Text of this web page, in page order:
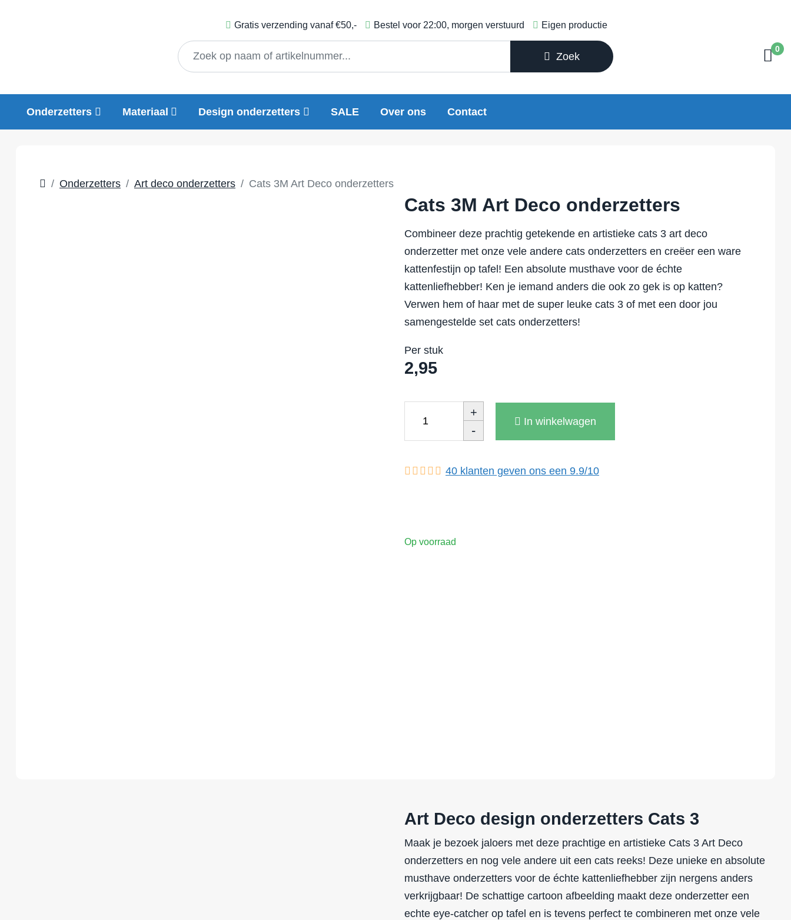
Gratis verzending vanaf €50,- Bestel voor 22:00, morgen verstuurd Eigen productie
Zoek
0
Onderzetters Materiaal Design onderzetters SALE Over ons Contact
Onderzetters Art deco onderzetters Cats 3M Art Deco onderzetters
Cats 3M Art Deco onderzetters
Combineer deze prachtig getekende en artistieke cats 3 art deco
onderzetter met onze vele andere cats onderzetters en creëer een ware
kattenfestijn op tafel! Een absolute musthave voor de échte
kattenliefhebber! Ken je iemand anders die ook zo gek is op katten?
Verwen hem of haar met de super leuke cats 3 of met een door jou
samengestelde set cats onderzetters!
Per stuk
2,95
+
-
In winkelwagen
40 klanten geven ons een 9.9/10
Op voorraad
Art Deco design onderzetters Cats 3
Maak je bezoek jaloers met deze prachtige en artistieke Cats 3 Art Deco
onderzetters en nog vele andere uit een cats reeks! Deze unieke en absolute
musthave onderzetters voor de échte kattenliefhebber zijn nergens anders
verkrijgbaar! De schattige cartoon afbeelding maakt deze onderzetter een
echte eye-catcher op tafel en is tevens perfect te combineren met onze vele